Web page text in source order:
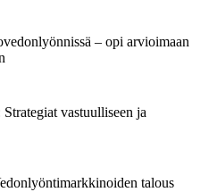
– opi arvioimaan
vastuulliseen ja
talous